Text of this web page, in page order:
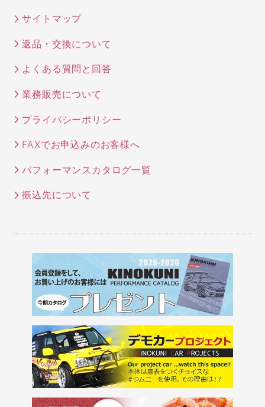
サイトマップ
返品・交換について
よくある質問と回答
業務販売について
プライバシーポリシー
FAXでお申込みのお客様へ
パフォーマンスカタログ一覧
振込先について